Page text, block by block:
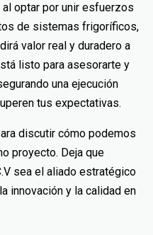
optar por unir esfuerzos
de sistemas frigoríficos,
valor real y duradero a
listo para asesorarte y
una ejecución
tus expectativas.
discutir cómo podemos
proyecto. Deja que
sea el aliado estratégico
innovación y la calidad en